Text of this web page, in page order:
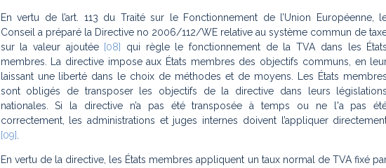
En vertu de l’art. 113 du Traité sur le Fonctionnement de l’Union Européenne,
Conseil a préparé la Directive no 2006/112/WE relative au système commun de
sur la valeur ajoutée [08]
qui règle le fonctionnement de la TVA dans les États
membres. La directive impose aux États membres des objectifs communs, en
laissant une liberté dans le choix de méthodes et de moyens. Les États membres
sont obligés de transposer les objectifs de la directive dans leurs législations
nationales. Si la directive n’a pas été transposée à temps ou ne l'a pas
correctement, les administrations et juges internes doivent l’appliquer
[09].
En vertu de la directive, les États membres appliquent un taux normal de TVA fixé